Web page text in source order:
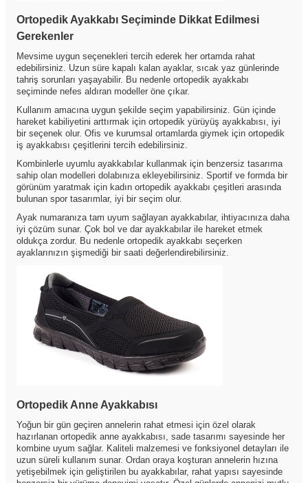
Ortopedik Ayakkabı Seçiminde Dikkat Edilmesi
Gerekenler
Mevsime uygun seçenekleri tercih ederek her ortamda rahat
edebilirsiniz. Uzun süre kapalı kalan ayaklar, sıcak yaz günlerinde
tahriş sorunları yaşayabilir. Bu nedenle ortopedik ayakkabı
seçiminde nefes aldıran modeller öne çıkar.
Kullanım amacına uygun şekilde seçim yapabilirsiniz. Gün içinde
hareket kabiliyetini arttırmak için ortopedik yürüyüş ayakkabısı, iyi
bir seçenek olur. Ofis ve kurumsal ortamlarda giymek için ortopedik
iş ayakkabısı çeşitlerini tercih edebilirsiniz.
Kombinlerle uyumlu ayakkabılar kullanmak için benzersiz tasarıma
sahip olan modelleri dolabınıza ekleyebilirsiniz. Sportif ve formda bir
görünüm yaratmak için kadın ortopedik ayakkabı çeşitleri arasında
bulunan spor tasarımlar, iyi bir seçim olur.
Ayak numaranıza tam uyum sağlayan ayakkabılar, ihtiyacınıza daha
iyi çözüm sunar. Çok bol ve dar ayakkabılar ile hareket etmek
oldukça zordur. Bu nedenle ortopedik ayakkabı seçerken
ayaklarınızın şişmediği bir saati değerlendirebilirsiniz.
Ortopedik Anne Ayakkabısı
Yoğun bir gün geçiren annelerin rahat etmesi için özel olarak
hazırlanan ortopedik anne ayakkabısı, sade tasarımı sayesinde her
kombine uyum sağlar. Kaliteli malzemesi ve fonksiyonel detayları ile
uzun süreli kullanım sunar. Ordan oraya koşturan annelerin hızına
yetişebilmek için geliştirilen bu ayakkabılar, rahat yapısı sayesinde